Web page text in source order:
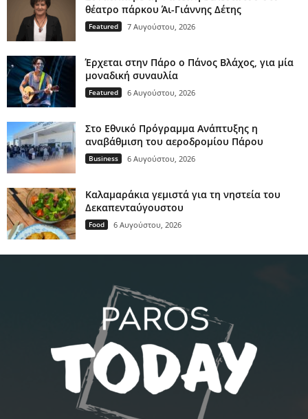
θέατρο πάρκου Άι-Γιάννης Δέτης
Featured 7 Αυγούστου, 2026
Έρχεται στην Πάρο ο Πάνος Βλάχος, για μία
μοναδική συναυλία
Featured 6 Αυγούστου, 2026
Στο Εθνικό Πρόγραμμα Ανάπτυξης η
αναβάθμιση του αεροδρομίου Πάρου
Business 6 Αυγούστου, 2026
Καλαμαράκια γεμιστά για τη νηστεία του
Δεκαπενταύγουστου
Food 6 Αυγούστου, 2026